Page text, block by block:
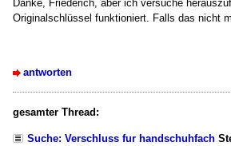
Danke, Friederich, aber ich versuche
Originalschlüssel funktioniert. Falls das nicht
antworten
gesamter Thread:
Suche: Verschluss fur handschuhfach